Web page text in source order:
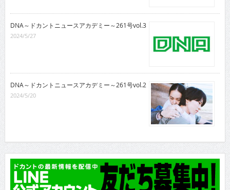
DNA～ドカントニュースアカデミー～261号vol.3
2024/5/27
DNA～ドカントニュースアカデミー～261号vol.2
2024/5/20